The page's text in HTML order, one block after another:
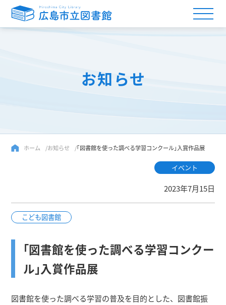
お知らせ
ホーム お知らせ ｢図書館を使った調べる学習コンクール｣入賞作品展
イベント
2023年7月15日
こども図書館
｢図書館を使った調べる学習コンクー
ル｣入賞作品展
図書館を使った調べる学習の普及を目的とした、図書館振